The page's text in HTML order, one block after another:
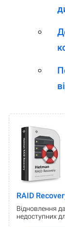
RAID
Відновлення
недоступних